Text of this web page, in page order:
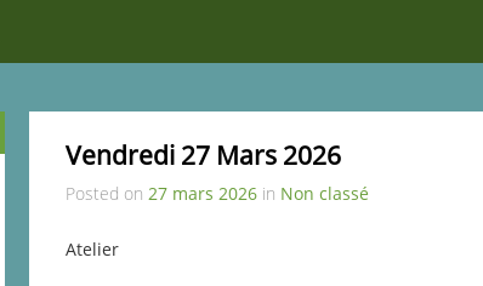
Vendredi 27 Mars 2026
Posted on 27 mars 2026 in Non classé
Atelier